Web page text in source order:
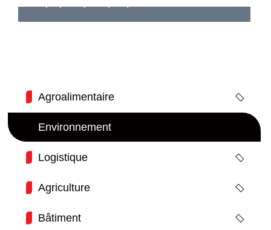
Agroalimentaire
Environnement
Logistique
Agriculture
Bâtiment